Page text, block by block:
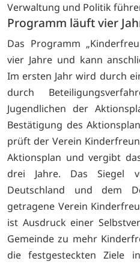
Verwaltung und Politik
Programm läuft vier
Das Programm
vier Jahre und kann
Im ersten Jahr wird durch
durch
Jugendlichen der
Bestätigung des
prüft der Verein
Aktionsplan und vergibt
drei Jahre. Das Siegel
Deutschland und dem
getragene Verein
ist Ausdruck einer
Gemeinde zu mehr
die festgesteckten Ziele